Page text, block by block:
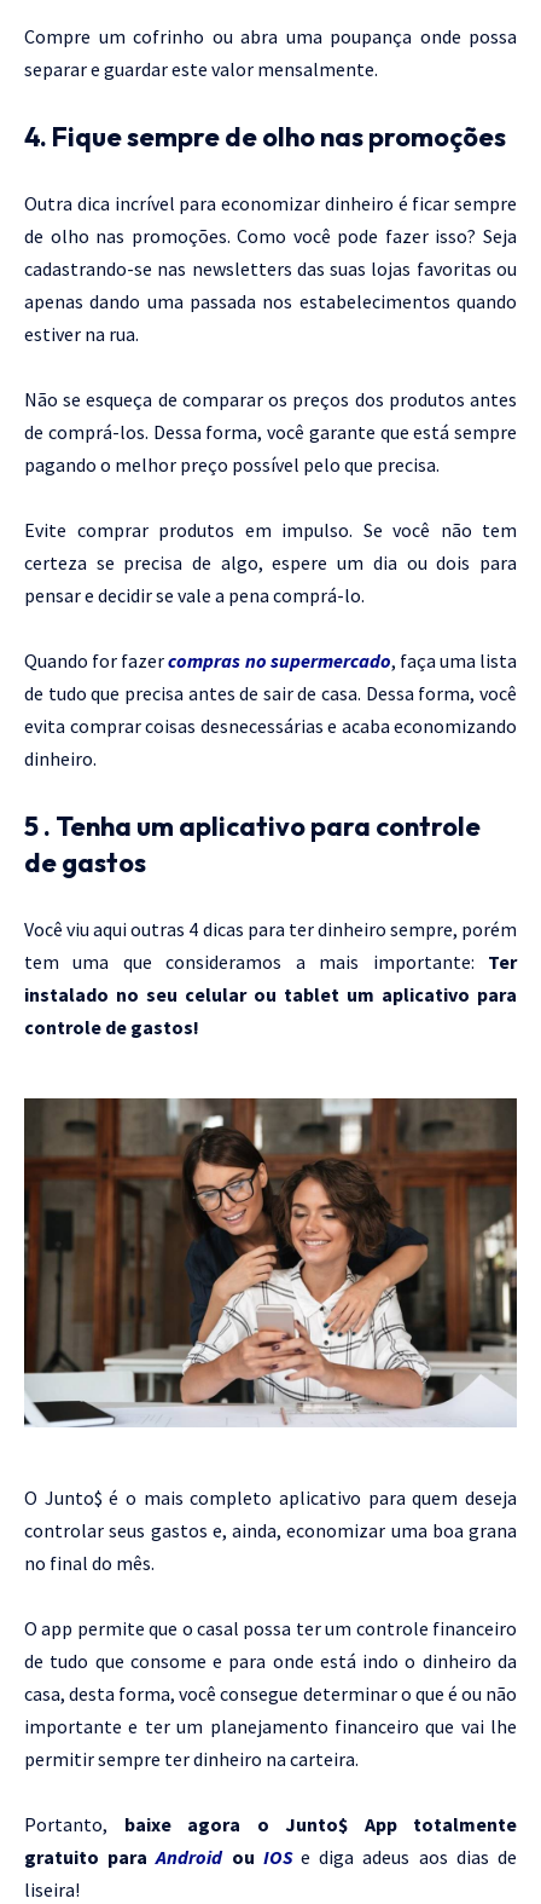
Compre um cofrinho ou abra uma poupança onde possa
separar e guardar este valor mensalmente.
4. Fique sempre de olho nas promoções
Outra dica incrível para economizar dinheiro é ficar sempre
de olho nas promoções. Como você pode fazer isso? Seja
cadastrando-se nas newsletters das suas lojas favoritas ou
apenas dando uma passada nos estabelecimentos quando
estiver na rua.
Não se esqueça de comparar os preços dos produtos antes
de comprá-los. Dessa forma, você garante que está sempre
pagando o melhor preço possível pelo que precisa.
Evite comprar produtos em impulso. Se você não tem
certeza se precisa de algo, espere um dia ou dois para
pensar e decidir se vale a pena comprá-lo.
Quando for fazercompras no supermercado, faça uma lista
de tudo que precisa antes de sair de casa. Dessa forma, você
evita comprar coisas desnecessárias e acaba economizando
dinheiro.
5 . Tenha um aplicativo para controle
de gastos
Você viu aqui outras 4 dicas para ter dinheiro sempre, porém
tem uma que consideramos a mais importante: Ter
instalado no seu celular ou tablet um aplicativo para
controle de gastos!
O Junto$ é o mais completo aplicativo para quem deseja
controlar seus gastos e, ainda, economizar uma boa grana
no final do mês.
O app permite que o casal possa ter um controle financeiro
de tudo que consome e para onde está indo o dinheiro da
casa, desta forma, você consegue determinar o que é ou não
importante e ter um planejamento financeiro que vai lhe
permitir sempre ter dinheiro na carteira.
Portanto, baixe agora o Junto$ App totalmente
gratuito paraAndroidou IOSe diga adeus aos dias de
liseira!